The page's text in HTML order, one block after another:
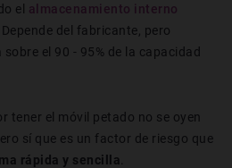
el almacenamiento interno
del fabricante, pero
el 90 - 95% de la capacidad
tener el móvil petado no se oyen
sí que es un factor de riesgo que
rápida y sencilla